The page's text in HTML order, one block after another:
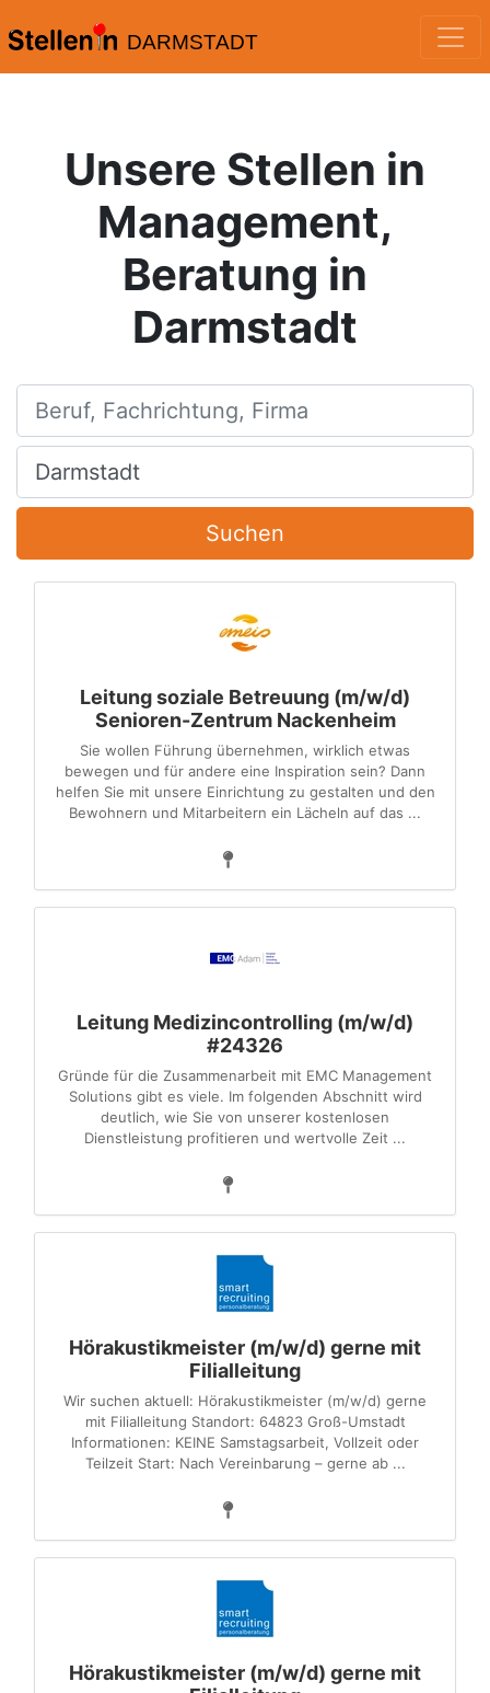
DARMSTADT
Unsere Stellen in
Management,
Beratung in
Darmstadt
Beruf, Fachrichtung, Firma
Ort, Stadt
Suchen
Leitung soziale Betreuung (m/w/d)
Senioren-Zentrum Nackenheim
Sie wollen Führung übernehmen, wirklich etwas
bewegen und für andere eine Inspiration sein? Dann
helfen Sie mit unsere Einrichtung zu gestalten und den
Bewohnern und Mitarbeitern ein Lächeln auf das ...
Leitung Medizincontrolling (m/w/d)
#24326
Gründe für die Zusammenarbeit mit EMC Management
Solutions gibt es viele. Im folgenden Abschnitt wird
deutlich, wie Sie von unserer kostenlosen
Dienstleistung profitieren und wertvolle Zeit ...
Hörakustikmeister (m/w/d) gerne mit
Filialleitung
Wir suchen aktuell: Hörakustikmeister (m/w/d) gerne
mit Filialleitung Standort: 64823 Groß-Umstadt
Informationen: KEINE Samstagsarbeit, Vollzeit oder
Teilzeit Start: Nach Vereinbarung – gerne ab ...
Hörakustikmeister (m/w/d) gerne mit